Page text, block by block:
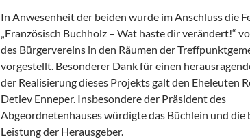
In Anwesenheit der beiden wurde im Anschluss die
„Französisch Buchholz – Wat haste dir verändert!“
des Bürgervereins in den Räumen der
vorgestellt. Besonderer Dank für einen
der Realisierung dieses Projekts galt den Eheleuten
Detlev Enneper. Insbesondere der Präsident des
Abgeordnetenhauses würdigte das Büchlein und die
Leistung der Herausgeber.